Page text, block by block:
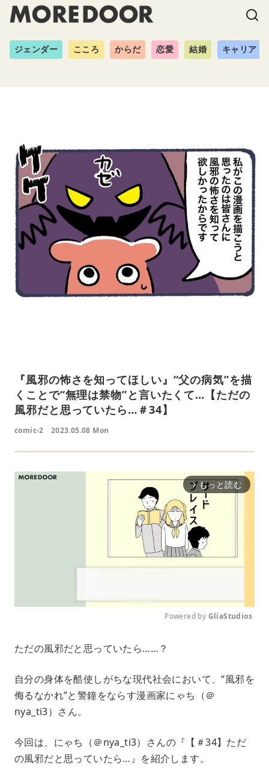
ジェンダー こころ からだ 恋愛 結婚 キャリア
『風邪の怖さを知ってほしい』“父の病気”を描
くことで“無理は禁物”と言いたくて…【ただの
風邪だと思っていたら…＃34】
comic-2 2023.05.08 Mon
arrow_forward_ios もっと読む
Powered by GliaStudios
ただの風邪だと思っていたら……？
自分の身体を酷使しがちな現代社会において、“風邪を
侮るなかれ”と警鐘をならす漫画家にゃち（＠
nya_ti3）さん。
今回は、にゃち（＠nya_ti3）さんの『【＃34】ただ
の風邪だと思っていたら…』を紹介します。